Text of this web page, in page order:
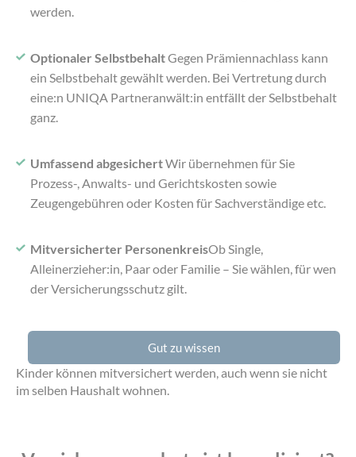
werden.
Optionaler SelbstbehaltGegen Prämiennachlass kann
ein Selbstbehalt gewählt werden. Bei Vertretung durch
eine:n UNIQA Partneranwält:in entfällt der Selbstbehalt
ganz.
Umfassend abgesichertWir übernehmen für Sie
Prozess-, Anwalts- und Gerichtskosten sowie
Zeugengebühren oder Kosten für Sachverständige etc.
Mitversicherter PersonenkreisOb Single,
Alleinerzieher:in, Paar oder Familie – Sie wählen, für wen
der Versicherungsschutz gilt.
Gut zu wissen
Kinder können mitversichert werden, auch wenn sie nicht
im selben Haushalt wohnen.